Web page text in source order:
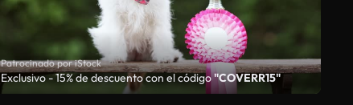
Patrocinado por iStock
Exclusivo - 15% de descuento con el código"COVERR15"